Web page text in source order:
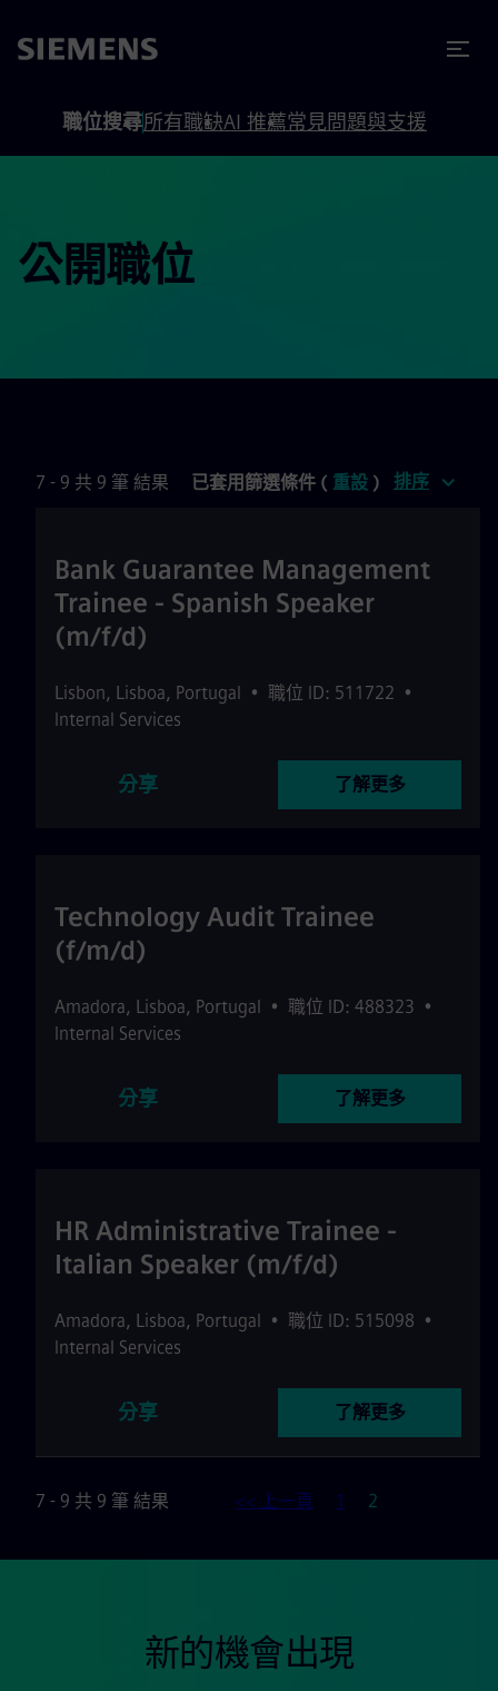
職位搜尋所有職缺AI 推薦常見問題與支援
公開職位
7 - 9 共 9 筆 結果 已套用篩選條件 ( 重設 ) 排序
Bank Guarantee Management
Trainee - Spanish Speaker
(m/f/d)
Lisbon, Lisboa, Portugal • 職位 ID: 511722 •
Internal Services
分享 了解更多
Technology Audit Trainee
(f/m/d)
Amadora, Lisboa, Portugal • 職位 ID: 488323 •
Internal Services
分享 了解更多
HR Administrative Trainee -
Italian Speaker (m/f/d)
Amadora, Lisboa, Portugal • 職位 ID: 515098 •
Internal Services
分享 了解更多
7 - 9 共 9 筆 結果 << 上一頁 1 頁
2
新的機會出現